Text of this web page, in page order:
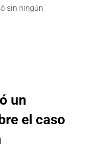
sin ningún
un
el caso